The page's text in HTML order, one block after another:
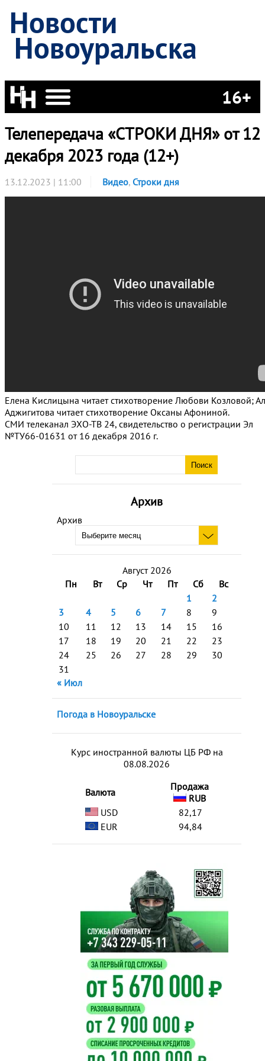
Новости
Новоуральска
16+
Архив
Архив
Август 2026
Пн
Вт Ср Чт Пт Сб
Вс
1
2
3
4 5 6 7 8
9
10
11 12 13 14 15
16
17
18 19 20 21 22
23
24
25 26 27 28 29
30
31
« Июл
Погода в Новоуральске
Курс иностранной валюты ЦБ РФ на
08.08.2026
Валюта
Продажа
RUB
USD
82,17
EUR
94,84
Телепередача «СТРОКИ ДНЯ» от 12
декабря 2023 года (12+)
13.12.2023 | 11:00 Видео, Строки дня
Елена Кислицына читает стихотворение Любови Козловой;
Аджигитова читает стихотворение Оксаны Афониной.
СМИ телеканал ЭХО-ТВ 24, свидетельство о регистрации Эл
№ТУ66-01631 от 16 декабря 2016 г.